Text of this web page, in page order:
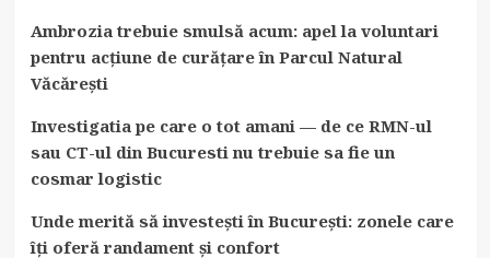
Ambrozia trebuie smulsă acum: apel la voluntari
pentru acțiune de curățare în Parcul Natural
Văcărești
Investigatia pe care o tot amani — de ce RMN-ul
sau CT-ul din Bucuresti nu trebuie sa fie un
cosmar logistic
Unde merită să investești în București: zonele care
îți oferă randament și confort